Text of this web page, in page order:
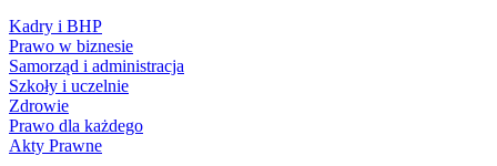
Kadry i BHP
Prawo w biznesie
Samorząd i administracja
Szkoły i uczelnie
Zdrowie
Prawo dla każdego
Akty Prawne